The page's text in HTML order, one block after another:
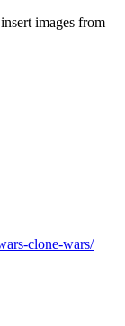
images from
clone-wars/